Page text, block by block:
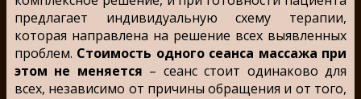
предлагает индивидуальную схему терапии,
которая направлена на решение всех выявленных
проблем. Стоимость одного сеанса массажа при
этом не меняется – сеанс стоит одинаково для
всех, независимо от причины обращения и от того,